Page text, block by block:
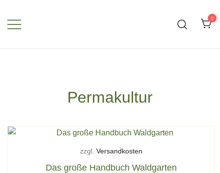
Inhalt
springen
0
Permakultur
zzgl. Versandkosten
Das große Handbuch Waldgarten